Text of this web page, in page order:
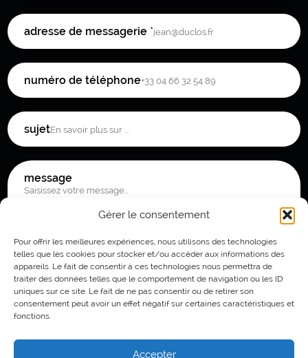
Gérer le consentement
Pour offrir les meilleures expériences, nous utilisons des technologies
telles que les cookies pour stocker et/ou accéder aux informations des
appareils. Le fait de consentir à ces technologies nous permettra de
traiter des données telles que le comportement de navigation ou les ID
uniques sur ce site. Le fait de ne pas consentir ou de retirer son
consentement peut avoir un effet négatif sur certaines caractéristiques et
fonctions.
Accepter
adresse de messagerie *
numéro de téléphone
sujet
message
ENVOYER LE MESSAGE